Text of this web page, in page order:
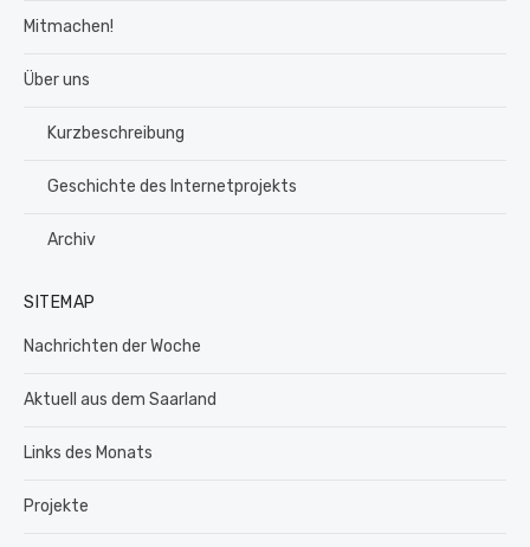
Mitmachen!
Über uns
Kurzbeschreibung
Geschichte des Internetprojekts
Archiv
SITEMAP
Nachrichten der Woche
Aktuell aus dem Saarland
Links des Monats
Projekte